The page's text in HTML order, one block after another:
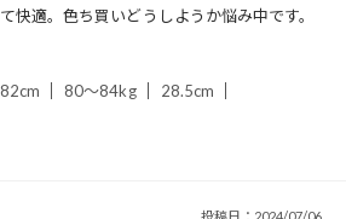
快適。色ち買いどうしようか悩み中です。
80～84kg 28.5cm